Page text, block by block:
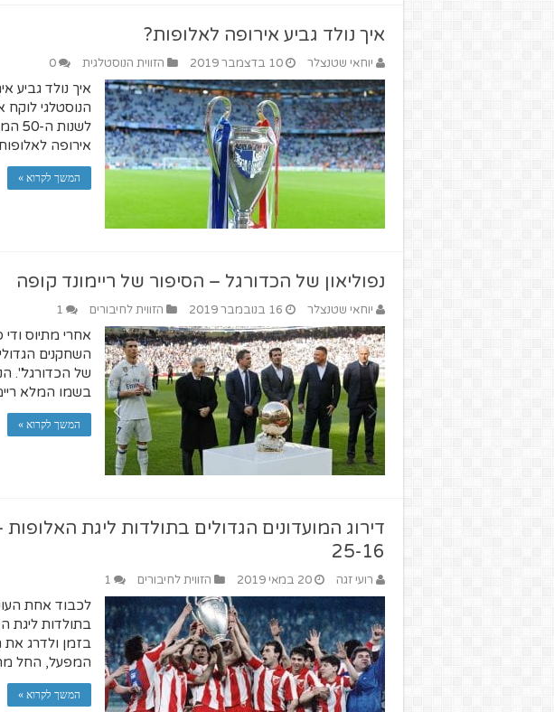
איך נולד גביע אירופה לאלופות?
יוחאי שטנצלר 10 בדצמבר 2019 הזווית הנוסטלגית 0
איך נולד גביע
הנוסטלגי
אירופה
המשך לקרוא »
נפוליאון של הכדורגל – הסיפור של ריימונד קופה
יוחאי שטנצלר 16 בנובמבר 2019 הזווית לחיבורים 1
אחרי מתיוס
של הכדורגל".
בשמו המלא
המשך לקרוא »
דירוג המועדונים הגדולים בתולדות ליגת
25-16
רועי זגה 20 במאי 2019 הזווית לחיבורים 1
לכבוד אחת
בתולדות ליגת
בזמן ולדרג את
המפעל, החל
המשך לקרוא »